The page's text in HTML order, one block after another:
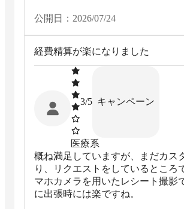
公開日： 2026/07/24
経費精算が楽になりました
3/5 キャンペーン
医療系
概ね満足していますが、まだカス
り、リクエストをしているところ
マホカメラを用いたレシート撮影
に出張時には楽ですね。